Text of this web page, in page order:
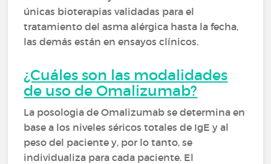
únicas bioterapias validadas para el
tratamiento del asma alérgica hasta la fecha,
las demás están en ensayos clínicos.
¿Cuáles son las modalidades
de uso de Omalizumab?
La posologia de Omalizumab se determina en
base a los niveles séricos totales de IgE y al
peso del paciente y, por lo tanto, se
individualiza para cada paciente. El